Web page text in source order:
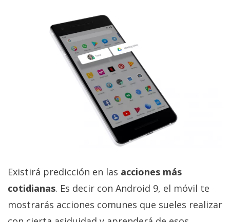
Existirá predicción en las acciones más
cotidianas. Es decir con Android 9, el móvil te
mostrarás acciones comunes que sueles realizar